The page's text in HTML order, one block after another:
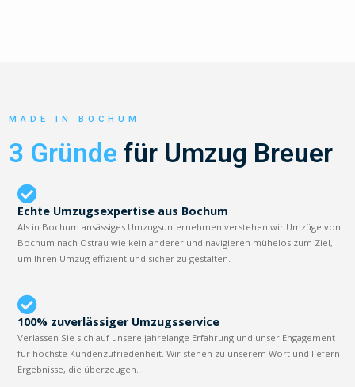
MADE IN BOCHUM
3 Gründe für Umzug Breuer
Echte Umzugsexpertise aus Bochum
Als in Bochum ansässiges Umzugsunternehmen verstehen wir Umzüge von
Bochum nach Ostrau wie kein anderer und navigieren mühelos zum Ziel,
um Ihren Umzug effizient und sicher zu gestalten.
100% zuverlässiger Umzugsservice
Verlassen Sie sich auf unsere jahrelange Erfahrung und unser Engagement
für höchste Kundenzufriedenheit. Wir stehen zu unserem Wort und liefern
Ergebnisse, die überzeugen.